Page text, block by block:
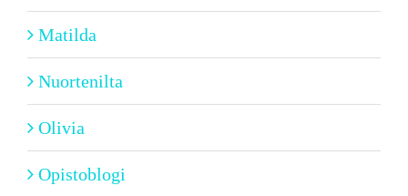
Matilda
Nuortenilta
Olivia
Opistoblogi